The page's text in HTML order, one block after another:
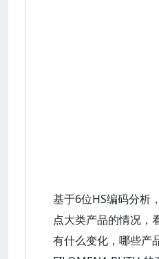
基于6位HS编码分析
点大类产品的情况，
有什么变化，哪些产